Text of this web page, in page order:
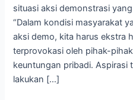
situasi aksi demonstrasi
“Dalam kondisi masyarakat
aksi demo, kita harus ekstra
terprovokasi oleh pihak-
keuntungan pribadi. Aspirasi
lakukan […]